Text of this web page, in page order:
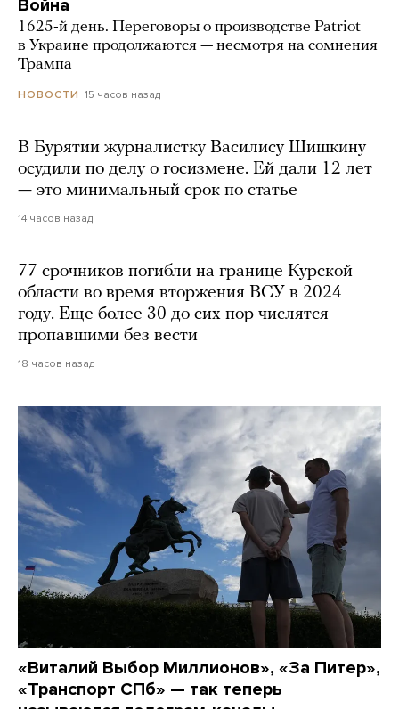
Война
1625-й день. Переговоры о производстве Patriot
в Украине продолжаются — несмотря на сомнения
Трампа
НОВОСТИ 15 часов назад
В Бурятии журналистку Василису Шишкину
осудили по делу о госизмене. Ей дали 12 лет
— это минимальный срок по статье
14 часов назад
77 срочников погибли на границе Курской
области во время вторжения ВСУ в 2024
году. Еще более 30 до сих пор числятся
пропавшими без вести
18 часов назад
«Виталий Выбор Миллионов», «За Питер»,
«Транспорт СПб» — так теперь